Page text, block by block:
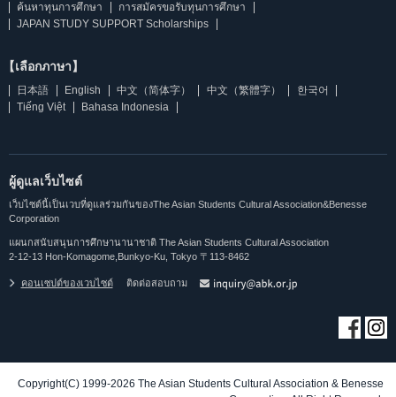
ค้นหาทุนการศึกษา
การสมัครขอรับทุนการศึกษา
JAPAN STUDY SUPPORT Scholarships
【เลือกภาษา】
日本語 English 中文（简体字） 中文（繁體字）
한국어
Tiếng Việt
Bahasa Indonesia
ผู้ดูแลเว็บไซต์
เว็บไซต์นี้เป็นเวบที่ดูแลร่วมกันของThe Asian Students Cultural Association&Benesse
Corporation
แผนกสนับสนุนการศึกษานานาชาติ The Asian Students Cultural Association
2-12-13 Hon-Komagome,Bunkyo-Ku, Tokyo 〒113-8462
คอนเซปต์ของเวบไซต์ ติดต่อสอบถาม
Copyright(C) 1999-2026 The Asian Students Cultural Association & Benesse